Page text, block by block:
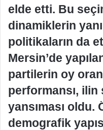
elde etti. Bu
dinamiklerin
politikaların da
Mersin’de
partilerin oy
performansı, ilin
yansıması oldu.
demografik